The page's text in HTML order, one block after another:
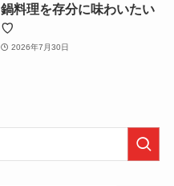
鍋料理を存分に味わいたい
♡
2026年7月30日